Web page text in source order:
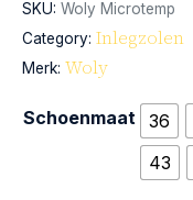
SKU: Woly Microtemp
Category: Inlegzolen
Merk: Woly
Schoenmaat 36
43